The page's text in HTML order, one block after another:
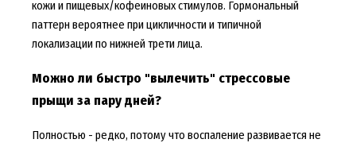
кожи и пищевых/кофеиновых стимулов. Гормональный
паттерн вероятнее при цикличности и типичной
локализации по нижней трети лица.
Можно ли быстро "вылечить" стрессовые
прыщи за пару дней?
Полностью - редко, потому что воспаление развивается не